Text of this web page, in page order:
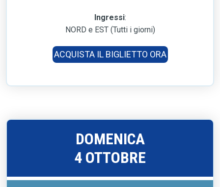
Ingressi:
NORD e EST (Tutti i giorni)
ACQUISTA IL BIGLIETTO ORA
DOMENICA
4 OTTOBRE